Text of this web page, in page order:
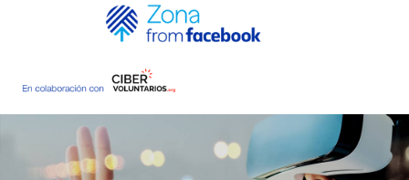
Qué es
Formación Live